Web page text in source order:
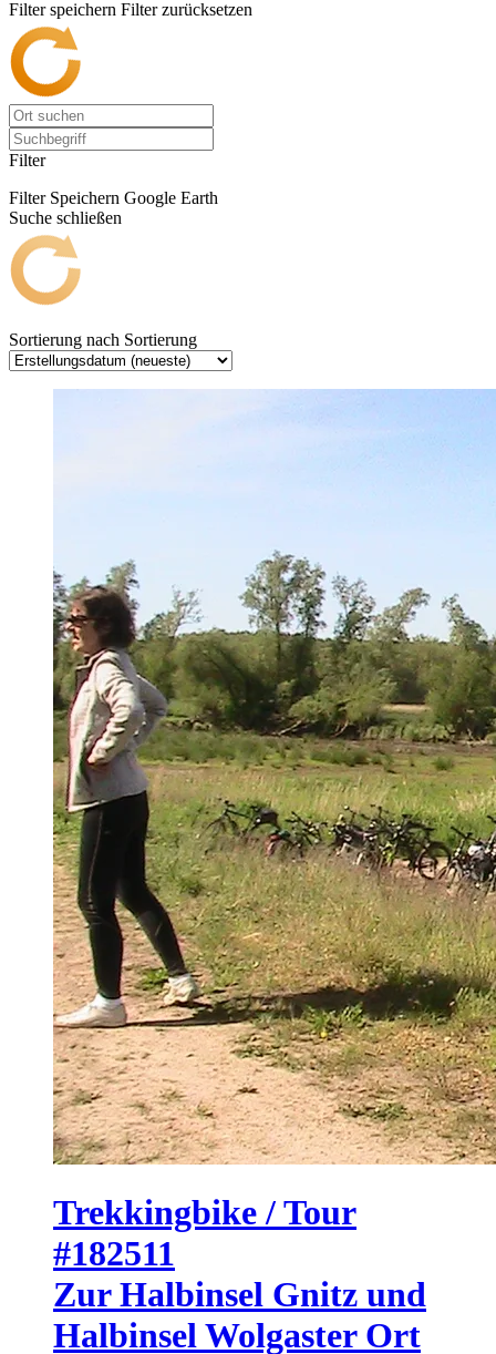
Filter speichern Filter zurücksetzen
Filter
Filter Speichern Google Earth
Suche schließen
Sortierung nach Sortierung
Trekkingbike / Tour
#182511
Zur Halbinsel Gnitz und
Halbinsel Wolgaster Ort